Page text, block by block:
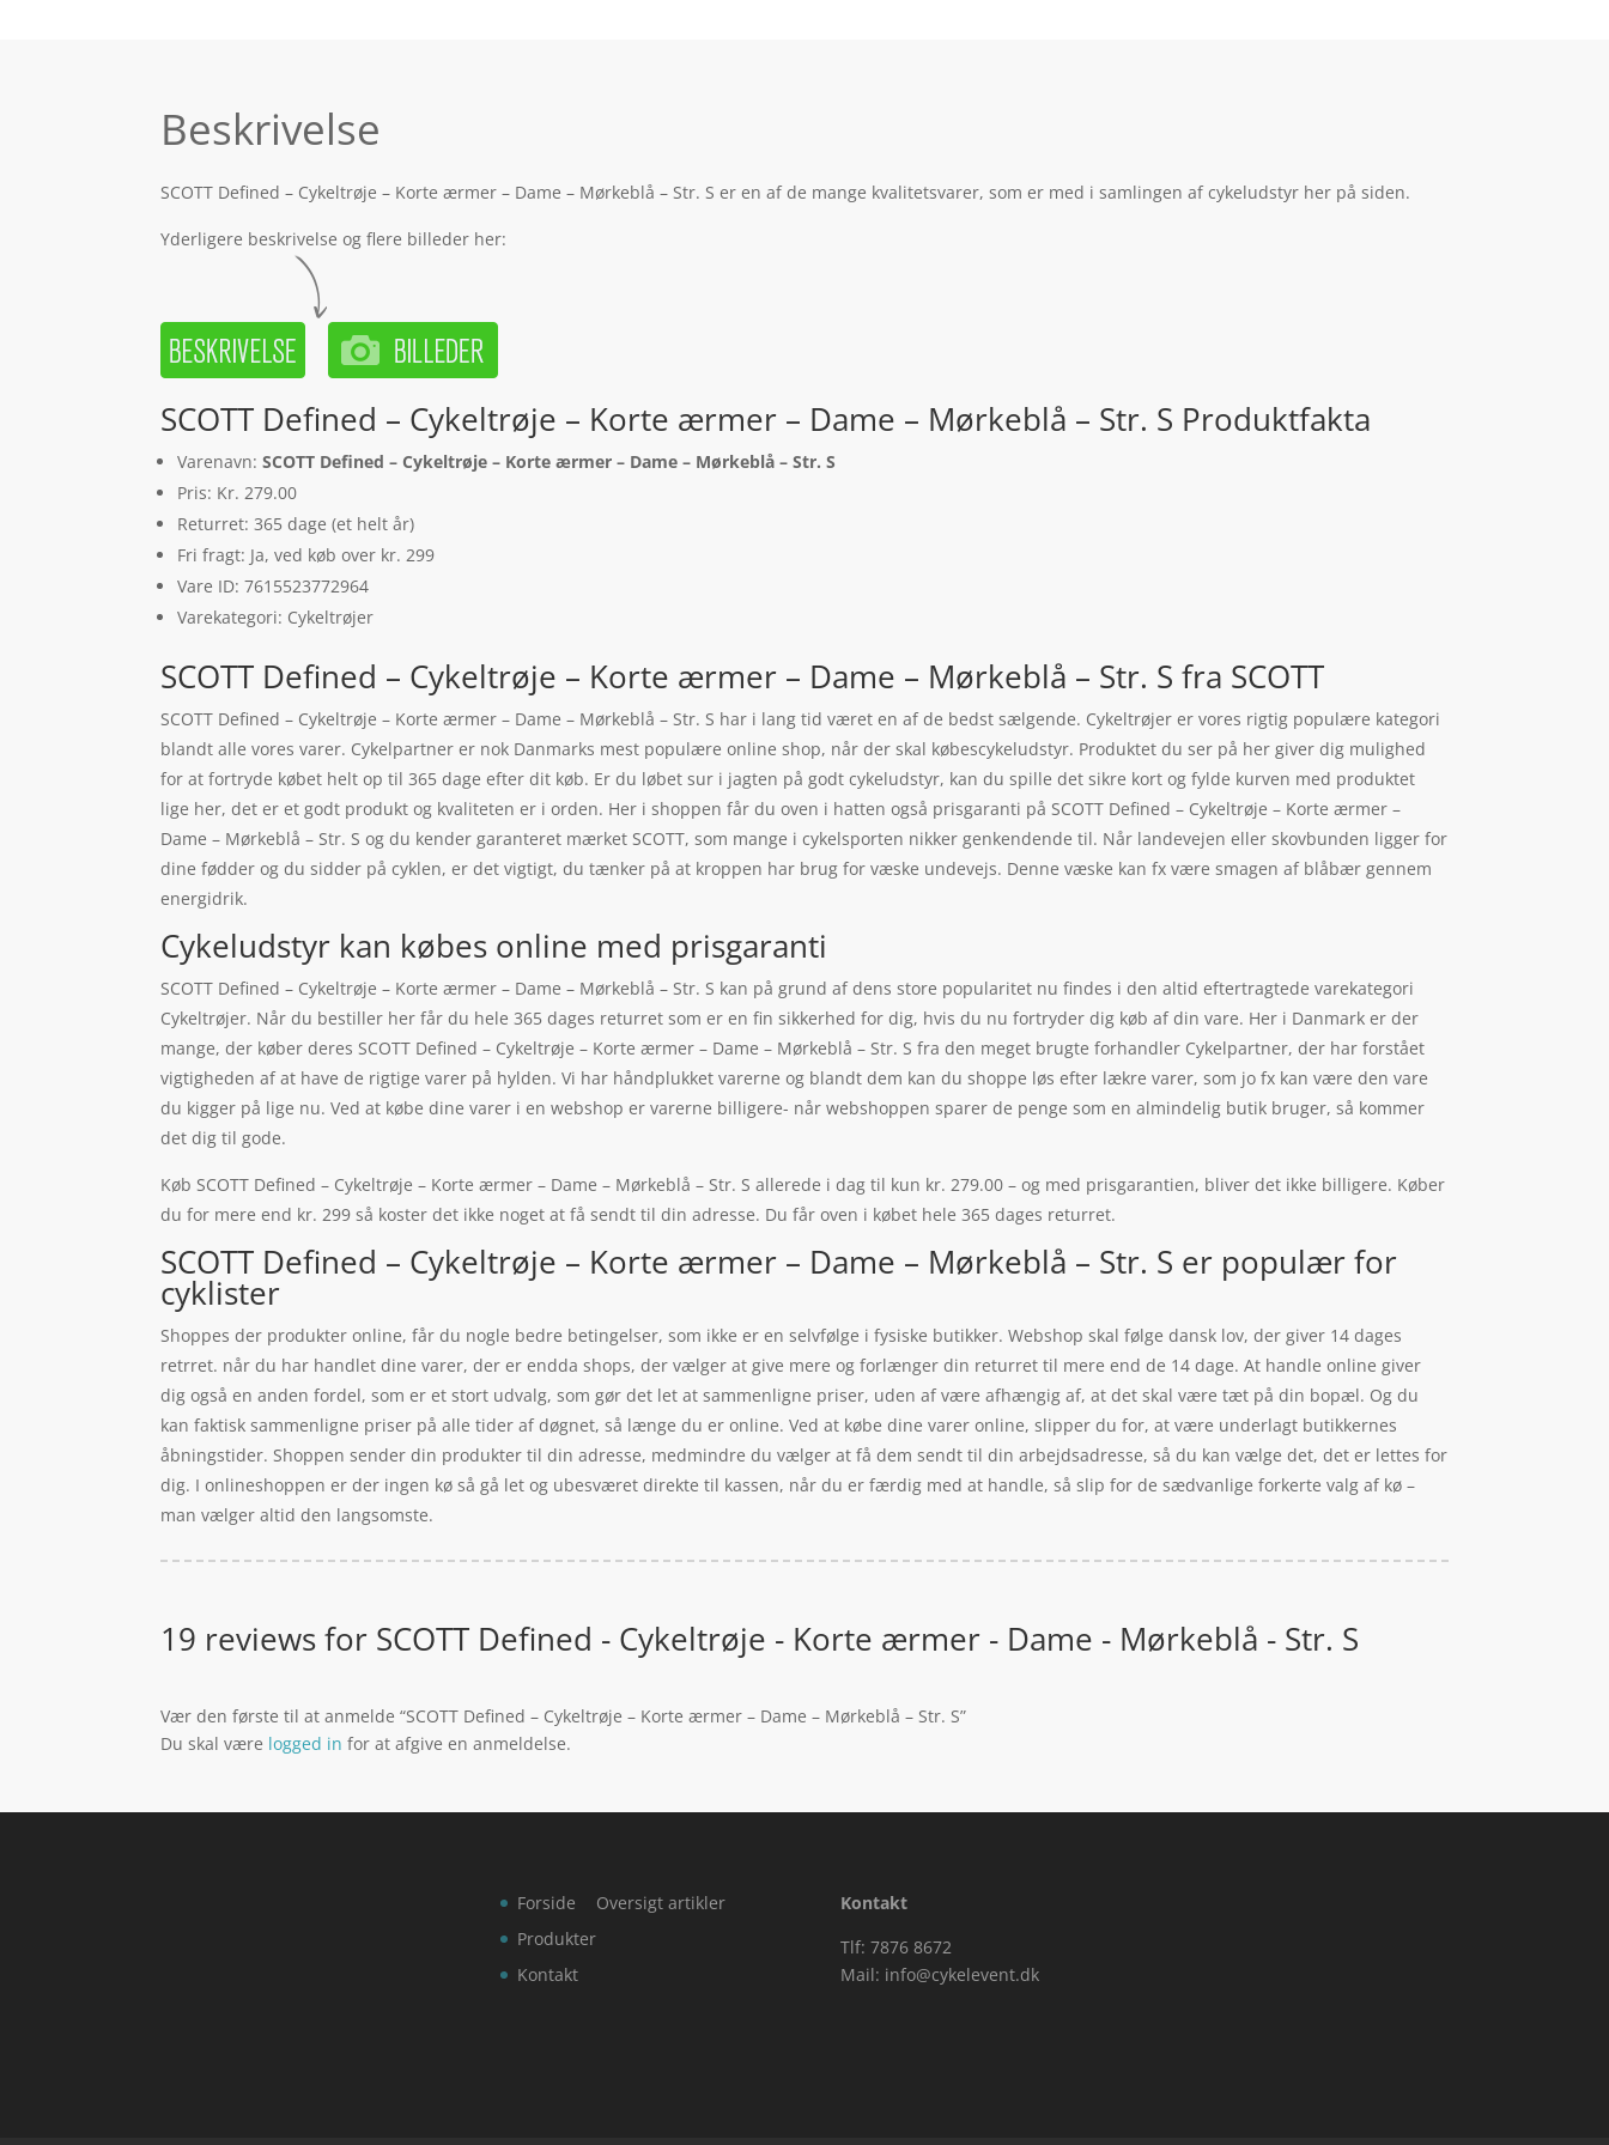
Beskrivelse
SCOTT Defined – Cykeltrøje – Korte ærmer – Dame – Mørkeblå – Str. S er en af de mange kvalitetsvarer, som er med i samlingen af cykeludstyr her på siden.
Yderligere beskrivelse og flere billeder her:
SCOTT Defined – Cykeltrøje – Korte ærmer – Dame – Mørkeblå – Str. S Produktfakta
Varenavn:SCOTT Defined – Cykeltrøje – Korte ærmer – Dame – Mørkeblå – Str. S
Pris: Kr. 279.00
Returret: 365 dage (et helt år)
Fri fragt: Ja, ved køb over kr. 299
Vare ID: 7615523772964
Varekategori: Cykeltrøjer
SCOTT Defined – Cykeltrøje – Korte ærmer – Dame – Mørkeblå – Str. S fra SCOTT
SCOTT Defined – Cykeltrøje – Korte ærmer – Dame – Mørkeblå – Str. S har i lang tid været en af de bedst sælgende. Cykeltrøjer er vores rigtig populære kategori
blandt alle vores varer. Cykelpartner er nok Danmarks mest populære online shop, når der skal købescykeludstyr. Produktet du ser på her giver dig mulighed
for at fortryde købet helt op til 365 dage efter dit køb. Er du løbet sur i jagten på godt cykeludstyr, kan du spille det sikre kort og fylde kurven med produktet
lige her, det er et godt produkt og kvaliteten er i orden. Her i shoppen får du oven i hatten også prisgaranti på SCOTT Defined – Cykeltrøje – Korte ærmer –
Dame – Mørkeblå – Str. S og du kender garanteret mærket SCOTT, som mange i cykelsporten nikker genkendende til. Når landevejen eller skovbunden ligger for
dine fødder og du sidder på cyklen, er det vigtigt, du tænker på at kroppen har brug for væske undevejs. Denne væske kan fx være smagen af blåbær gennem
energidrik.
Cykeludstyr kan købes online med prisgaranti
SCOTT Defined – Cykeltrøje – Korte ærmer – Dame – Mørkeblå – Str. S kan på grund af dens store popularitet nu findes i den altid eftertragtede varekategori
Cykeltrøjer. Når du bestiller her får du hele 365 dages returret som er en fin sikkerhed for dig, hvis du nu fortryder dig køb af din vare. Her i Danmark er der
mange, der køber deres SCOTT Defined – Cykeltrøje – Korte ærmer – Dame – Mørkeblå – Str. S fra den meget brugte forhandler Cykelpartner, der har forstået
vigtigheden af at have de rigtige varer på hylden. Vi har håndplukket varerne og blandt dem kan du shoppe løs efter lækre varer, som jo fx kan være den vare
du kigger på lige nu. Ved at købe dine varer i en webshop er varerne billigere- når webshoppen sparer de penge som en almindelig butik bruger, så kommer
det dig til gode.
Køb SCOTT Defined – Cykeltrøje – Korte ærmer – Dame – Mørkeblå – Str. S allerede i dag til kun kr. 279.00 – og med prisgarantien, bliver det ikke billigere. Køber
du for mere end kr. 299 så koster det ikke noget at få sendt til din adresse. Du får oven i købet hele 365 dages returret.
SCOTT Defined – Cykeltrøje – Korte ærmer – Dame – Mørkeblå – Str. S er populær for
cyklister
Shoppes der produkter online, får du nogle bedre betingelser, som ikke er en selvfølge i fysiske butikker. Webshop skal følge dansk lov, der giver 14 dages
retrret. når du har handlet dine varer, der er endda shops, der vælger at give mere og forlænger din returret til mere end de 14 dage. At handle online giver
dig også en anden fordel, som er et stort udvalg, som gør det let at sammenligne priser, uden af være afhængig af, at det skal være tæt på din bopæl. Og du
kan faktisk sammenligne priser på alle tider af døgnet, så længe du er online. Ved at købe dine varer online, slipper du for, at være underlagt butikkernes
åbningstider. Shoppen sender din produkter til din adresse, medmindre du vælger at få dem sendt til din arbejdsadresse, så du kan vælge det, det er lettes for
dig. I onlineshoppen er der ingen kø så gå let og ubesværet direkte til kassen, når du er færdig med at handle, så slip for de sædvanlige forkerte valg af kø –
man vælger altid den langsomste.
19 reviews for SCOTT Defined - Cykeltrøje - Korte ærmer - Dame - Mørkeblå - Str. S
Vær den første til at anmelde “SCOTT Defined – Cykeltrøje – Korte ærmer – Dame – Mørkeblå – Str. S”
Du skal være logged in for at afgive en anmeldelse.
Forside
Produkter
Kontakt
Oversigt artikler
Kontakt
Tlf: 7876 8672
Mail: info@cykelevent.dk